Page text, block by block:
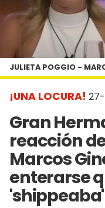
¡UNA LOCURA!
Gran
reacción
Marcos
enterarse
'shippeaba'
JULIETA POGGIO -